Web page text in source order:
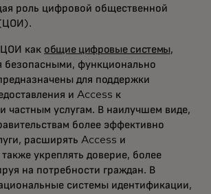
роль цифровой общественной
(ЦОИ).
как общие цифровые системы,
безопасными, функционально
для поддержки
и Access к
частным услугам. В наилучшем виде,
более эффективно
расширять Access и
укреплять доверие, более
на потребности граждан. В
системы идентификации,